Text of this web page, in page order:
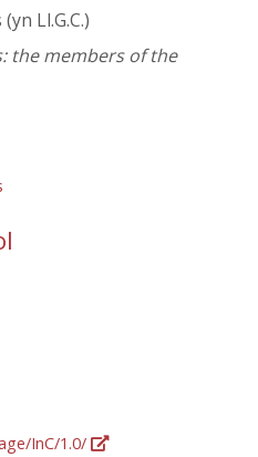
Ll.G.C.)
the members of the
InC/1.0/